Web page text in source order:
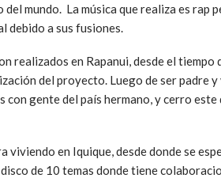
mundo. La música que realiza es rap
debido a sus fusiones.
realizados en Rapanui, desde el tiempo
del proyecto. Luego de ser padre
gente del país hermano, y cerro este
en Iquique, desde donde se
de 10 temas donde tiene